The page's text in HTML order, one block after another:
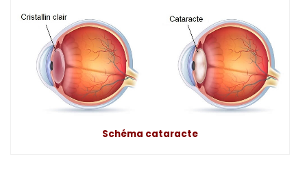
Schéma cataracte